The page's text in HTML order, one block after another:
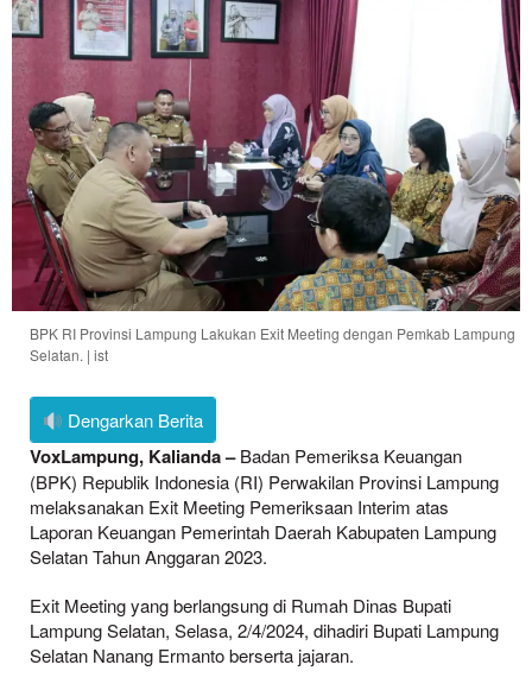
BPK RI Provinsi Lampung Lakukan Exit Meeting dengan Pemkab Lampung
Selatan. | ist
Dengarkan Berita
VoxLampung, Kalianda –Badan Pemeriksa Keuangan
(BPK) Republik Indonesia (RI) Perwakilan Provinsi Lampung
melaksanakan Exit Meeting Pemeriksaan Interim atas
Laporan Keuangan Pemerintah Daerah Kabupaten Lampung
Selatan Tahun Anggaran 2023.
Exit Meeting yang berlangsung di Rumah Dinas Bupati
Lampung Selatan, Selasa, 2/4/2024, dihadiri Bupati Lampung
Selatan Nanang Ermanto berserta jajaran.